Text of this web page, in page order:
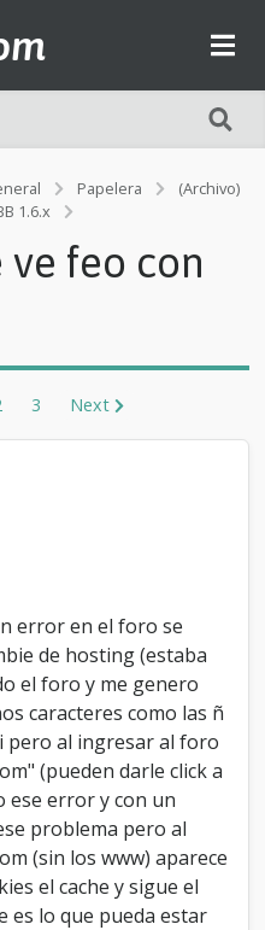
Papelera
(Archivo)
1.6.x
e
l
o
e
v
u
l
w
w
w
ve feo con
3 Next
error en el foro se
de hosting (estaba
el foro y me genero
caracteres como las ñ
pero al ingresar al foro
(pueden darle click a
ese error y con un
problema pero al
(sin los www) aparece
el cache y sigue el
es lo que pueda estar